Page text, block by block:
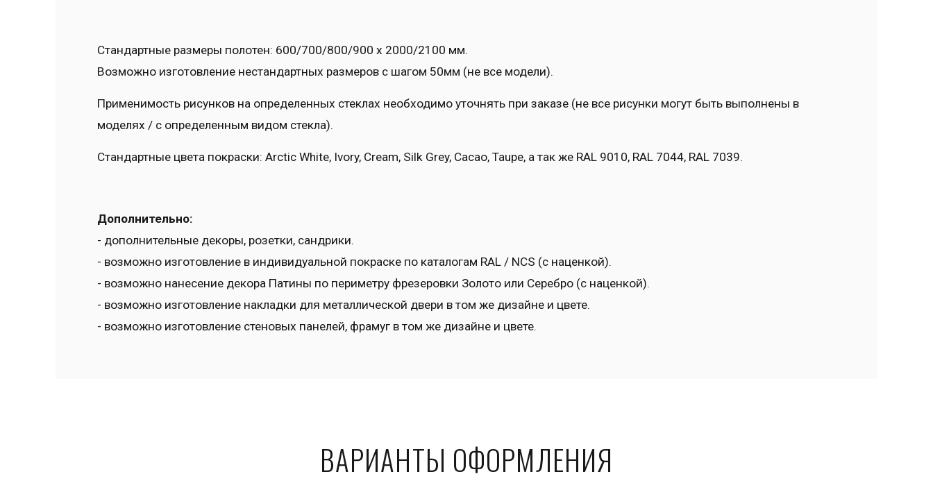
Стандартные размеры полотен: 600/700/800/900 x 2000/2100 мм.
Возможно изготовление нестандартных размеров с шагом 50мм (не все модели).
Применимость рисунков на определенных стеклах необходимо уточнять при заказе (не все рисунки могут быть выполнены в
моделях / с определенным видом стекла).
Стандартные цвета покраски: Arctic White, Ivory, Cream, Silk Grey, Cacao, Taupe, а так же RAL 9010, RAL 7044, RAL 7039.
Дополнительно:
- дополнительные декоры, розетки, сандрики.
- возможно изготовление в индивидуальной покраске по каталогам RAL / NCS (с наценкой).
- возможно нанесение декора Патины по периметру фрезеровки Золото или Серебро (с наценкой).
- возможно изготовление накладки для металлической двери в том же дизайне и цвете.
- возможно изготовление стеновых панелей, фрамуг в том же дизайне и цвете.
ВАРИАНТЫ ОФОРМЛЕНИЯ